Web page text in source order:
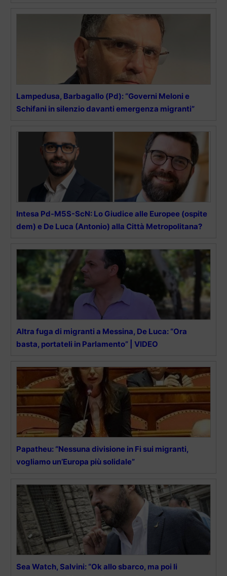
Lampedusa, Barbagallo (Pd): “Governi Meloni e
Schifani in silenzio davanti emergenza migranti”
Intesa Pd-M5S-ScN: Lo Giudice alle Europee (ospite
dem) e De Luca (Antonio) alla Città Metropolitana?
Altra fuga di migranti a Messina, De Luca: “Ora
basta, portateli in Parlamento” | VIDEO
Papatheu: “Nessuna divisione in Fi sui migranti,
vogliamo un’Europa più solidale”
Sea Watch, Salvini: “Ok allo sbarco, ma poi li